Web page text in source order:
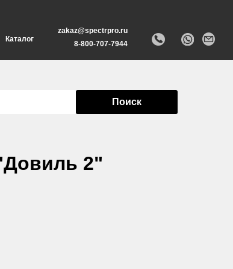
Каталог
zakaz@spectrpro.ru
8-800-707-7944
Поиск
2"